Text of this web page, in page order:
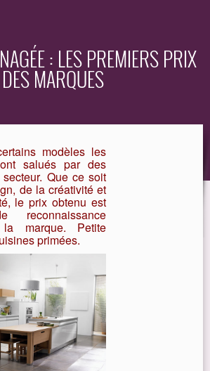
: LES PREMIERS PRIX
DES MARQUES
modèles les
salués par des
Que ce soit
de la créativité et
le prix obtenu est
marque. Petite
primées.